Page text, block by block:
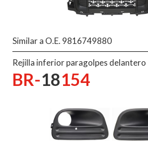
Similar a O.E. 9816749880
Rejilla inferior paragolpes delantero
BR-18154